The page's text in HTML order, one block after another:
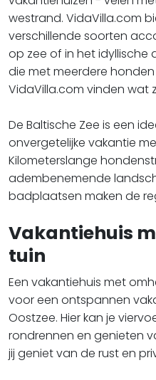
westrand. VidaVilla.com
verschillende soorten
op zee of in het idyllische
die met meerdere honden
VidaVilla.com vinden wat
De Baltische Zee is een
onvergetelijke vakantie
Kilometerslange
adembenemende
badplaatsen maken de
Vakantiehuis
tuin
Een vakantiehuis met
voor een ontspannen
Oostzee. Hier kan je
rondrennen en genieten
jij geniet van de rust en